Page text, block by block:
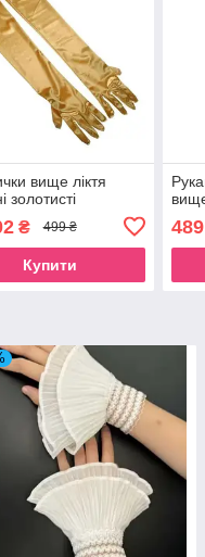
вище ліктя
золотисті
₴ 499 ₴
Купити